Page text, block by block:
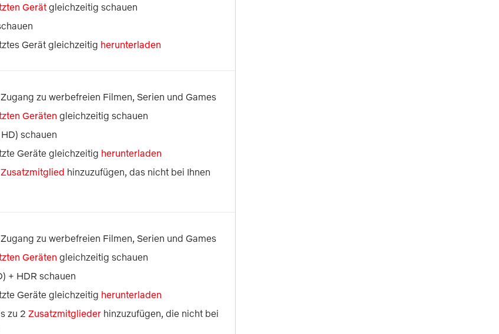
Gerät gleichzeitig schauen
Gerät gleichzeitig herunterladen
zu werbefreien Filmen, Serien und Games
Geräten gleichzeitig schauen
schauen
Geräte gleichzeitig herunterladen
Zusatzmitglied hinzuzufügen, das nicht bei Ihnen
zu werbefreien Filmen, Serien und Games
Geräten gleichzeitig schauen
+ HDR schauen
Geräte gleichzeitig herunterladen
zu 2 Zusatzmitglieder hinzuzufügen, die nicht bei